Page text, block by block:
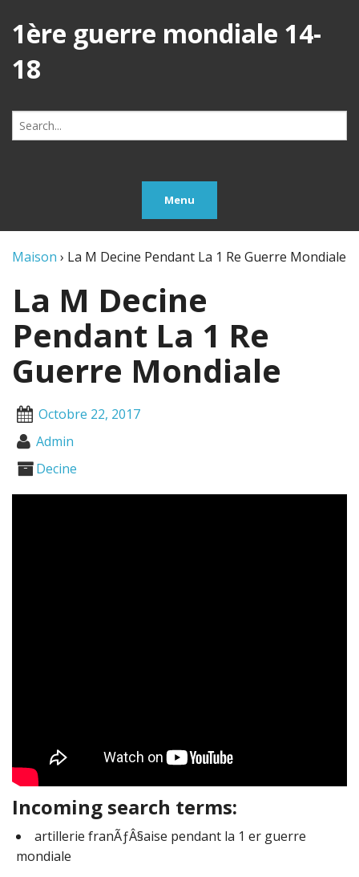
1ère guerre mondiale 14-
18
Search
for:
Menu
Maison › La M Decine Pendant La 1 Re Guerre Mondiale
La M Decine
Pendant La 1 Re
Guerre Mondiale
Octobre 22, 2017
Admin
Decine
Incoming search terms:
artillerie franÃƒÂ§aise pendant la 1 er guerre
mondiale